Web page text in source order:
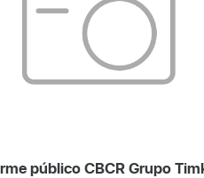
público CBCR Grupo